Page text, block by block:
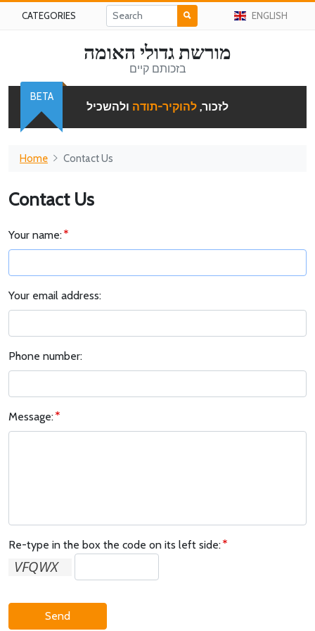
CATEGORIES ENGLISH
מורשת גדולי האומה
בזכותם קיים
לזכור, להוקיר-תודה ולהשכיל
BETA
Home Contact Us
Contact Us
Your name:
Your email address:
Phone number:
Message:
Re-type in the box the code on its left side:
Send